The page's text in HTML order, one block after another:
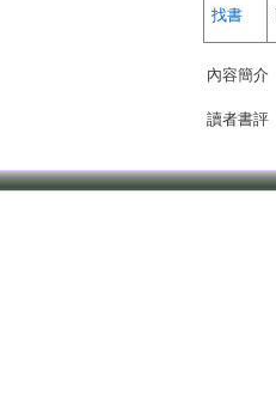
找書
內容簡介
讀者書評